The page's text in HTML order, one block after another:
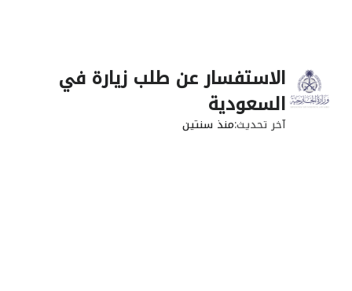
الاستفسار عن طلب زيارة في
السعودية
آخر تحديثمنذ سنتين